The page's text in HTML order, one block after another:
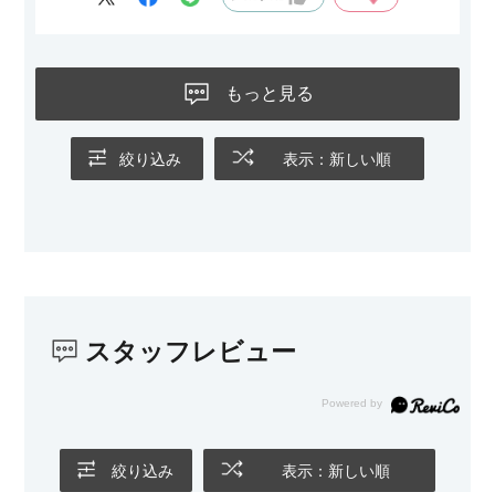
ないのもお気に入りのポイントです。さらに、わが家はソファ
の後ろ側を通ることも多い間取りなので、背面まできれいに仕
ても美しく、空間の印象を損ないません。
また、カウチのように足を伸ばしてくつろげるスタイルが理想
かせるため、普段はカウチとして使い、来客時には離してスツ
す。
もっと見る
絞り込み 表示：新しい順
スタッフレビュー
絞り込み 表示：新しい順